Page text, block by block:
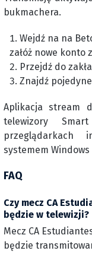
bukmachera.
Wejdź na na
załóż nowe konto
Przejdź do
Znajdź
Aplikacja stream
telewizory
przeglądarkach
systemem Windows
FAQ
Czy mecz CA
będzie w telewizji?
Mecz CA
będzie